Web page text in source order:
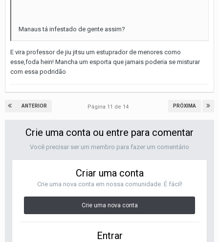
Manaus tá infestado de gente assim?
E vira professor de jiu jitsu um estuprador de menores como
esse,foda hein! Mancha um esporta que jamais poderia se misturar
com essa podridão
ANTERIOR PRÓXIMA
Página 11 de 14
Crie uma conta ou entre para comentar
Você precisar ser um membro para fazer um comentário
Criar uma conta
Crie uma nova conta em nossa comunidade. É fácil!
Crie uma nova conta
Entrar